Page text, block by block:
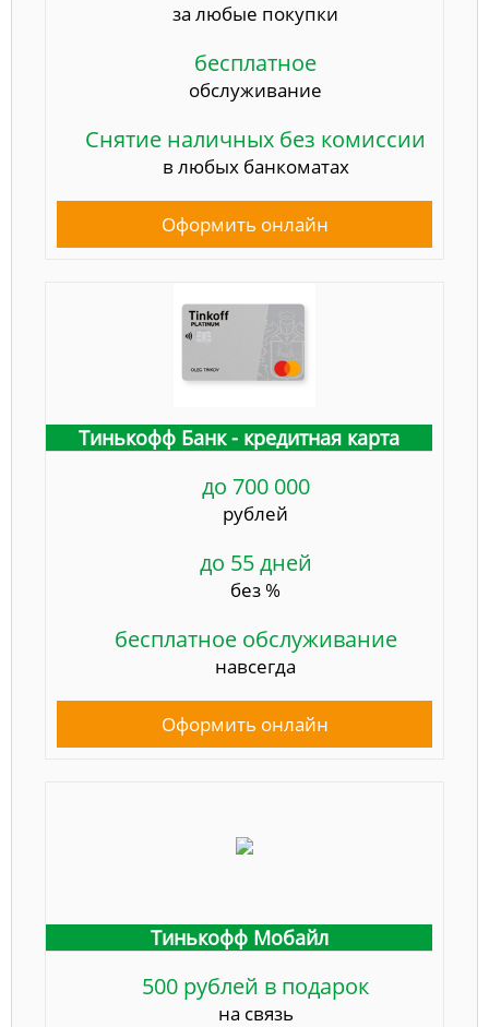
за любые покупки
бесплатное
обслуживание
Снятие наличных без комиссии
в любых банкоматах
Оформить онлайн
Тинькофф Банк - кредитная карта
до 700 000
рублей
до 55 дней
без %
бесплатное обслуживание
навсегда
Оформить онлайн
Тинькофф Мобайл
500 рублей в подарок
на связь